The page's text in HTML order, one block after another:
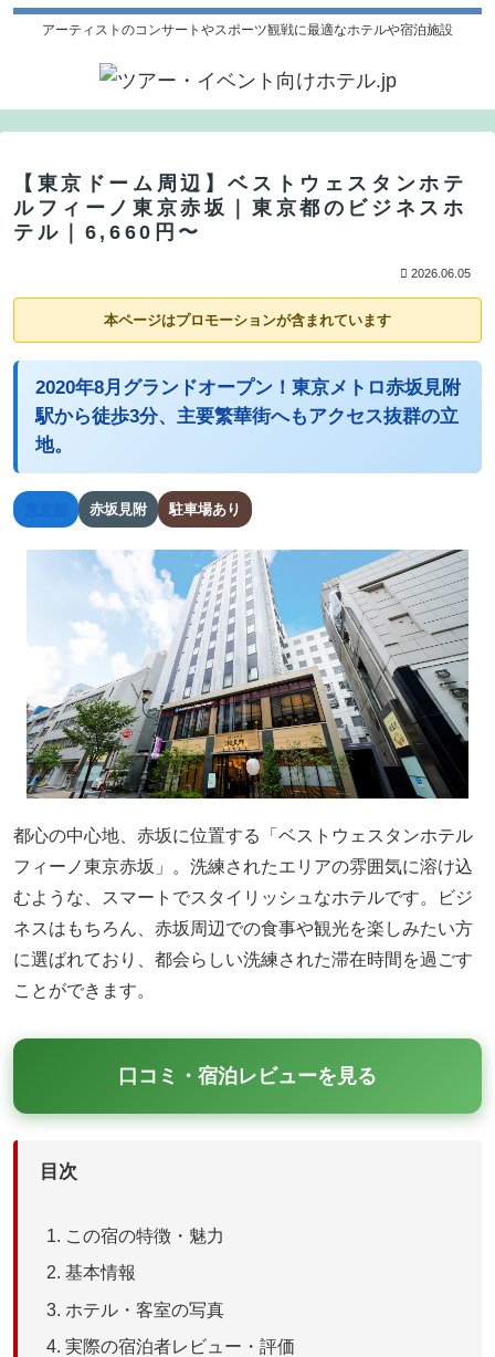
アーティストのコンサートやスポーツ観戦に最適なホテルや宿泊施設
【東京ドーム周辺】ベストウェスタンホテ
ルフィーノ東京赤坂｜東京都のビジネスホ
テル｜6,660円〜
2026.06.05
本ページはプロモーションが含まれています
2020年8月グランドオープン！東京メトロ赤坂見附
駅から徒歩3分、主要繁華街へもアクセス抜群の立
地。
赤坂見附 駐車場あり
都心の中心地、赤坂に位置する「ベストウェスタンホテル
フィーノ東京赤坂」。洗練されたエリアの雰囲気に溶け込
むような、スマートでスタイリッシュなホテルです。ビジ
ネスはもちろん、赤坂周辺での食事や観光を楽しみたい方
に選ばれており、都会らしい洗練された滞在時間を過ごす
ことができます。
口コミ・宿泊レビューを見る
目次
この宿の特徴・魅力
基本情報
ホテル・客室の写真
実際の宿泊者レビュー・評価